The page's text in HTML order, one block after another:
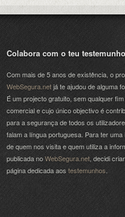
Colabora com o teu testemunho
Com mais de 5 anos de existência, o
WebSegura.netjá te ajudou de alguma
É um projecto gratuito, sem qualquer fim
comercial e cujo único objectivo é
para a segurança de todos os
falam a língua portuguesa. Para ter uma
de quem nos visita e quem utiliza a
publicada noWebSegura.net , decidi
página dedicada aos testemunhos